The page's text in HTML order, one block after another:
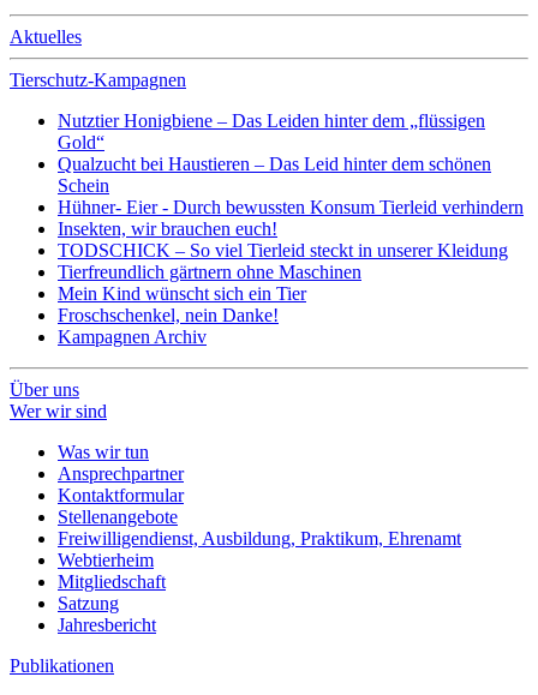
Aktuelles
Tierschutz-Kampagnen
Nutztier Honigbiene – Das Leiden hinter dem „flüssigen
Gold“
Qualzucht bei Haustieren – Das Leid hinter dem schönen
Schein
Hühner- Eier - Durch bewussten Konsum Tierleid verhindern
Insekten, wir brauchen euch!
TODSCHICK – So viel Tierleid steckt in unserer Kleidung
Tierfreundlich gärtnern ohne Maschinen
Mein Kind wünscht sich ein Tier
Froschschenkel, nein Danke!
Kampagnen Archiv
Über uns
Wer wir sind
Was wir tun
Ansprechpartner
Kontaktformular
Stellenangebote
Freiwilligendienst, Ausbildung, Praktikum, Ehrenamt
Webtierheim
Mitgliedschaft
Satzung
Jahresbericht
Publikationen